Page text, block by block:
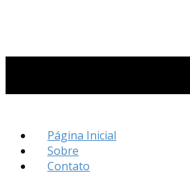
Página Inicial
Sobre
Contato